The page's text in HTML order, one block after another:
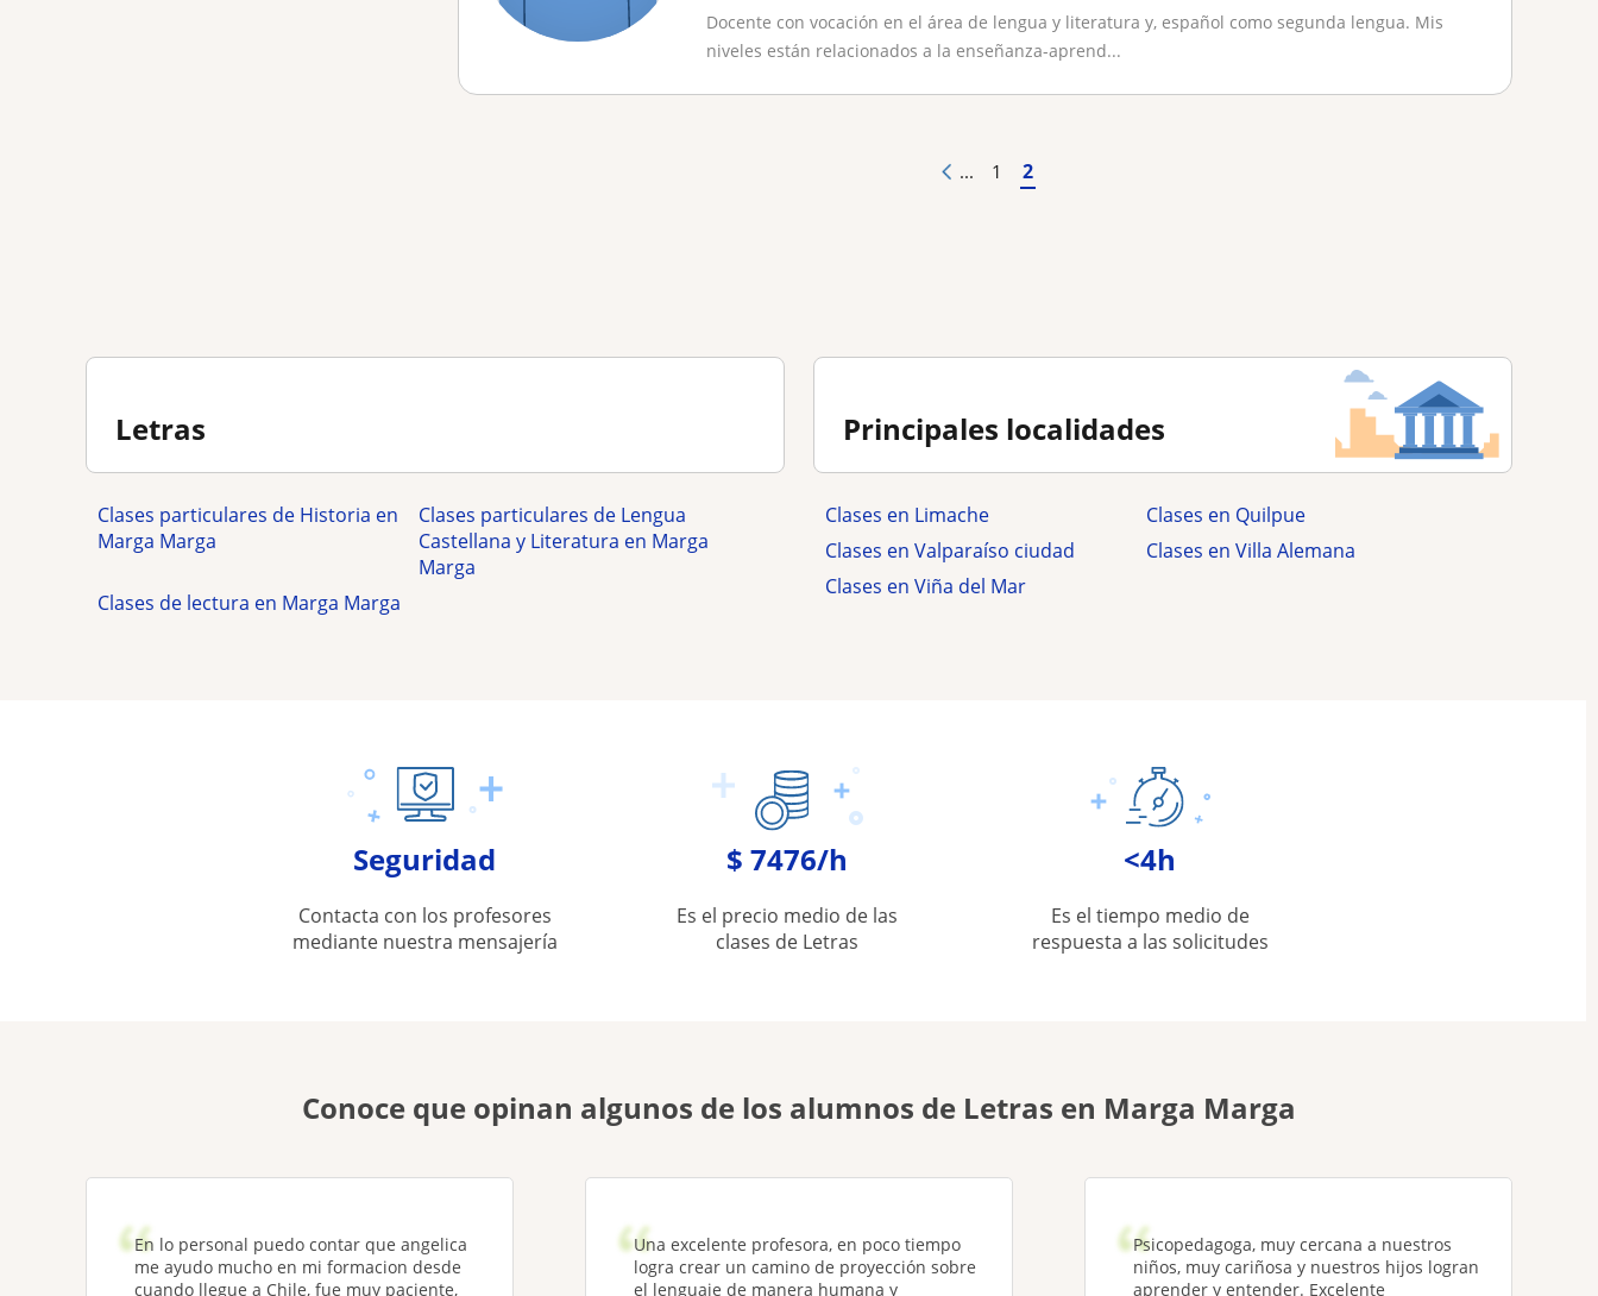
Docente con vocación en el área de lengua y literatura y, español como segunda lengua. Mis
niveles están relacionados a la enseñanza-aprend...
... 1 2
Letras
Clases particulares de Historia en
Marga Marga
Clases particulares de Lengua
Castellana y Literatura en Marga
Marga
Clases de lectura en Marga Marga
Principales localidades
Clases en Limache
Clases en Quilpue
Clases en Valparaíso ciudad
Clases en Villa Alemana
Clases en Viña del Mar
Seguridad
Contacta con los profesores
mediante nuestra mensajería
$ 7476/h
Es el precio medio de las
clases de Letras
<4h
Es el tiempo medio de
respuesta a las solicitudes
Conoce que opinan algunos de los alumnos de Letras en Marga Marga
En lo personal puedo contar que angelica
me ayudo mucho en mi formacion desde
cuando llegue a Chile, fue muy paciente,
Una excelente profesora, en poco tiempo
logra crear un camino de proyección sobre
el lenguaje de manera humana y
Psicopedagoga, muy cercana a nuestros
niños, muy cariñosa y nuestros hijos logran
aprender y entender. Excelente